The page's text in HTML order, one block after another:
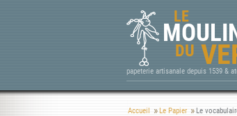
LE
DU
papeterie artisanale depuis 1539 &
Accueil Le Papier Le